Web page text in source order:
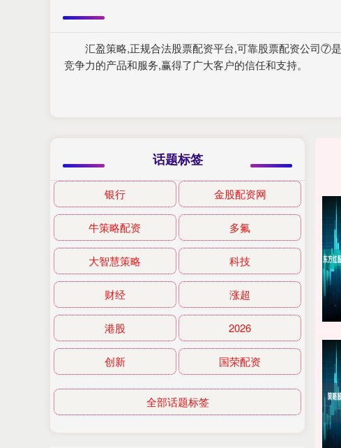
汇盈策略,正规合法股票配资平台,可靠股票配资公司⑦
竞争力的产品和服务,赢得了广大客户的信任和支持。
话题标签
银行 金股配资网
牛策略配资 多氟
大智慧策略 科技
财经 涨超
港股 2026
创新 国荣配资
全部话题标签